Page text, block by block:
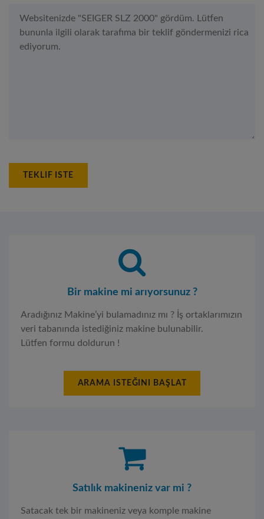
TEKLIF ISTE
Bir makine mi arıyorsunuz ?
Aradığınız Makine’yi bulamadınız mı ? İş ortaklarımızın
veri tabanında istediğiniz makine bulunabilir.
Lütfen formu doldurun !
ARAMA ISTEĞINI BAŞLAT
Satılık makineniz var mi ?
Satacak tek bir makineniz veya komple makine